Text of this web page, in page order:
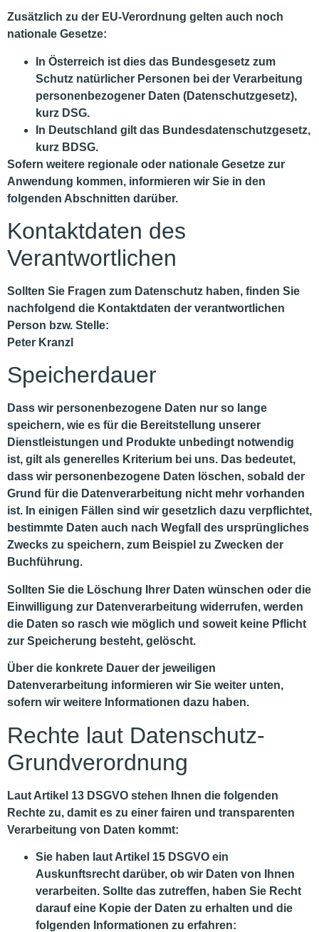
Zusätzlich zu der EU-Verordnung gelten auch noch
nationale Gesetze:
In Österreich ist dies das Bundesgesetz zum
Schutz natürlicher Personen bei der Verarbeitung
personenbezogener Daten (Datenschutzgesetz),
kurz DSG.
In Deutschland gilt das Bundesdatenschutzgesetz,
kurz BDSG.
Sofern weitere regionale oder nationale Gesetze zur
Anwendung kommen, informieren wir Sie in den
folgenden Abschnitten darüber.
Kontaktdaten des
Verantwortlichen
Sollten Sie Fragen zum Datenschutz haben, finden Sie
nachfolgend die Kontaktdaten der verantwortlichen
Person bzw. Stelle:
Peter Kranzl
Speicherdauer
Dass wir personenbezogene Daten nur so lange
speichern, wie es für die Bereitstellung unserer
Dienstleistungen und Produkte unbedingt notwendig
ist, gilt als generelles Kriterium bei uns. Das bedeutet,
dass wir personenbezogene Daten löschen, sobald der
Grund für die Datenverarbeitung nicht mehr vorhanden
ist. In einigen Fällen sind wir gesetzlich dazu verpflichtet,
bestimmte Daten auch nach Wegfall des ursprüngliches
Zwecks zu speichern, zum Beispiel zu Zwecken der
Buchführung.
Sollten Sie die Löschung Ihrer Daten wünschen oder die
Einwilligung zur Datenverarbeitung widerrufen, werden
die Daten so rasch wie möglich und soweit keine Pflicht
zur Speicherung besteht, gelöscht.
Über die konkrete Dauer der jeweiligen
Datenverarbeitung informieren wir Sie weiter unten,
sofern wir weitere Informationen dazu haben.
Rechte laut Datenschutz-
Grundverordnung
Laut Artikel 13 DSGVO stehen Ihnen die folgenden
Rechte zu, damit es zu einer fairen und transparenten
Verarbeitung von Daten kommt:
Sie haben laut Artikel 15 DSGVO ein
Auskunftsrecht darüber, ob wir Daten von Ihnen
verarbeiten. Sollte das zutreffen, haben Sie Recht
darauf eine Kopie der Daten zu erhalten und die
folgenden Informationen zu erfahren: